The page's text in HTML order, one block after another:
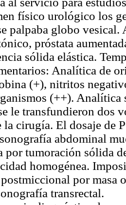
físico urológico los
palpaba globo
próstata
sólida elástica.
Analítica de
(+), nitritos
(++). Analítica
le transfundieron dos
la cirugía. El dosaje de
abdominal
por tumoración sólida
homogénea.
por masa
transrectal.